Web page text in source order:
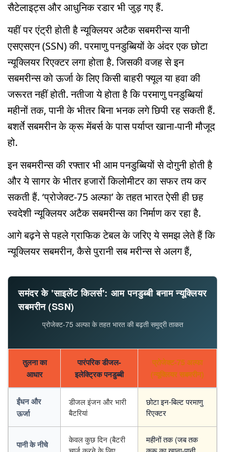
सैटेलाइट्स और आधुनिक रडार भी जुड़ गए हैं.
यहीं पर एंट्री होती है न्यूक्लियर अटैक सबमरीन्स यानी
एसएसएन (SSN) की. परमाणु पनडुब्बियों के अंदर एक छोटा
न्यूक्लियर रिएक्टर लगा होता है. जिसकी वजह से इन
सबमरीन्स को ऊर्जा के लिए किसी बाहरी फ्यूल या हवा की
जरूरत नहीं होती. नतीजा ये होता है कि परमाणु पनडुब्बियां
महीनों तक, पानी के भीतर बिना भनक लगे छिपी रह सकती हैं.
बशर्ते सबमरीन के क्रू मेंबर्स के पास पर्याप्त खाना-पानी मौजूद
हो.
इन सबमरीन्स की रफ्तार भी आम पनडुब्बियों से दोगुनी होती है
और ये सागर के भीतर हजारों किलोमीटर का सफर तय कर
सकती हैं. ‘प्रोजेक्ट-75 अल्फा’ के तहत भारत ऐसी ही छह
स्वदेशी न्यूक्लियर अटैक सबमरीन्स का निर्माण कर रहा है.
आगे बढ़ने से पहले ग्राफिक टेबल के जरिए ये समझ लेते हैं कि
न्यूक्लियर सबमरीन, कैसे पुरानी सब मरीन्स से अलग हैं,
समंदर के 'साइलेंट किलर्स': आम पनडुब्बी बनाम न्यूक्लियर
सबमरीन (SSN)
प्रोजेक्ट-75 अल्फा के तहत भारत की बढ़ती समुद्री ताकत
तुलना का
आधार
पारंपरिक डीजल-
इलेक्ट्रिक पनडुब्बी
प्रोजेक्ट-75 अल्फा
(न्यूक्लियर सबमरीन)
ईंधन और
ऊर्जा
डीजल इंजन और भारी
बैटरियां
छोटा इन-बिल्ट परमाणु
रिएक्टर
पानी के नीचे
केवल कुछ दिन (बैटरी
महीनों तक (जब तक